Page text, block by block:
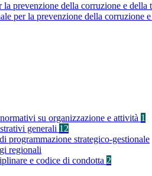
la prevenzione della corruzione e della
per la prevenzione della corruzione
su organizzazione e attività 1
generali 12
programmazione strategico-gestionale
regionali
e codice di condotta 2